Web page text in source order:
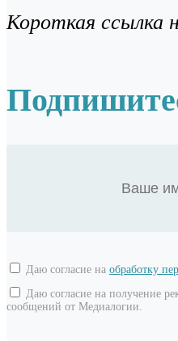
Короткая ссылка
Даю согласие на обработку
Даю согласие на получение
сообщений от Медиалогии.